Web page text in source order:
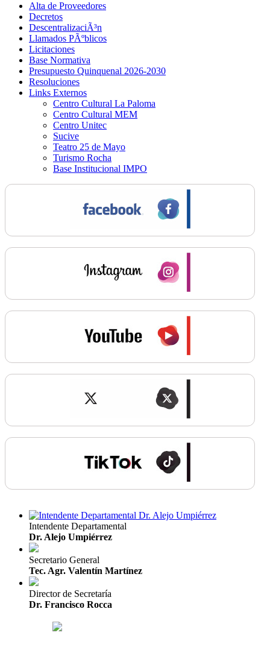
Alta de Proveedores
Decretos
DescentralizaciÃ³n
Llamados PÃºblicos
Licitaciones
Base Normativa
Presupuesto Quinquenal 2026-2030
Resoluciones
Links Externos
Centro Cultural La Paloma
Centro Cultural MEM
Centro Unitec
Sucive
Teatro 25 de Mayo
Turismo Rocha
Base Institucional IMPO
Intendente Departamental
Dr. Alejo Umpiérrez
Secretario General
Tec. Agr. Valentín Martínez
Director de Secretaría
Dr. Francisco Rocca